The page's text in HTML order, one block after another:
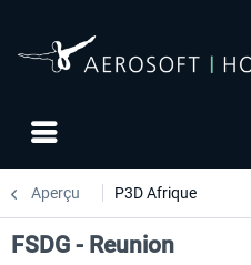
Aperçu P3D Afrique
FSDG - Reunion